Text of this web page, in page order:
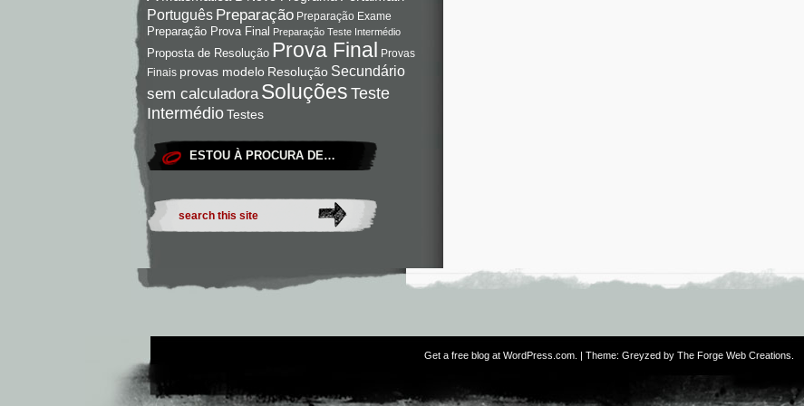
Português Preparação Preparação Exame
Preparação Prova Final Preparação Teste Intermédio
Proposta de Resolução Prova Final Provas
Finais provas modelo Resolução Secundário
sem calculadora Soluções Teste
IntermédioTestes
ESTOU À PROCURA DE…
Get a free blog at WordPress.com . | Theme: Greyzed by The Forge Web Creations